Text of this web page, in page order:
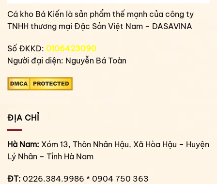
Cá kho Bá Kiến là sản phẩm thế mạnh của công ty
TNHH thương mại Đặc Sản Việt Nam – DASAVINA
Số ĐKKD: 0106423090
Người đại diện: Nguyễn Bá Toàn
ĐỊA CHỈ
Hà Nam: Xóm 13, Thôn Nhân Hậu, Xã Hòa Hậu – Huyện
Lý Nhân – Tỉnh Hà Nam
ĐT: 0226.384.9986 * 0904 750 363